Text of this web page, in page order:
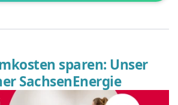
sparen: Unser
SachsenEnergie